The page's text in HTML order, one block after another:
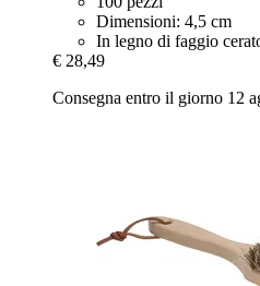
Dimensioni: 4,5 cm
In legno di faggio
€ 28,49
Consegna entro il giorno 12